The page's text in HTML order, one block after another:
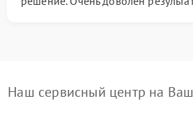
Наш сервисный центр на